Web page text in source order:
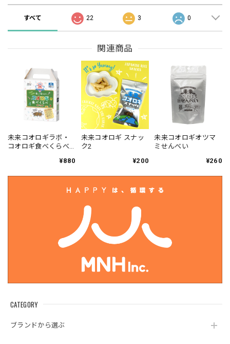
CATEGORY
ブランドから選ぶ
すべて 22 3 0
関連商品
未来コオロギラボ・
コオロギ食べくらべ
¥880
未来コオロギ スナッ
ク2
¥200
未来コオロギオツマ
ミせんべい
¥260